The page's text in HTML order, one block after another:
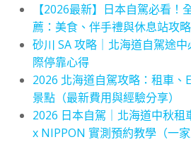
【2026最新】日本自駕必看！
薦：美食、伴手禮與休息站攻略
砂川 SA 攻略｜北海道自駕途
際停靠心得
2026 北海道自駕攻略：租車、
景點（最新費用與經驗分享）
2026 日本自駕｜北海道中秋租
x NIPPON 實測預約教學（一家